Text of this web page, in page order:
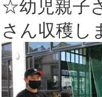
☆幼児親子
さん収穫し